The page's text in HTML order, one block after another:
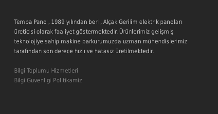
Tempa Pano , 1989 yılından beri , Alçak Gerilim elektrik panoları
üreticisi olarak faaliyet göstermektedir. Ürünlerimiz gelişmiş
teknolojiye sahip makine parkurumuzda uzman mühendislerimiz
tarafından son derece hızlı ve hatasız üretilmektedir.
Bilgi Toplumu Hizmetleri
Bilgi Guvenligi Politikamiz